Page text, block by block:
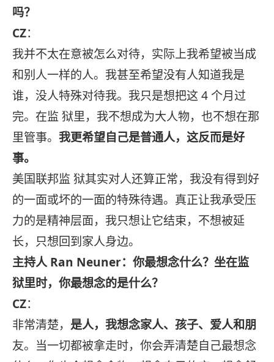
吗？
CZ：
我并不太在意被怎么对待，实际上我希望被当成
和别人一样的人。我甚至希望没有人知道我是
谁，没人特殊对待我。我只是想把这 4 个月过
完。在监 狱里，我不想成为大人物，也不想在那
里管事。 我更希望自己是普通人，这反而是好
事。
美国联邦监 狱其实对人还算正常，我没有得到好
的一面或坏的一面的特殊待遇。真正让我承受压
力的是精神层面，我只想让它结束，不想被延
长，只想回到家人身边。
主持人 Ran Neuner：你最想念什么？坐在监
狱里时，你最想念的是什么？
CZ：
非常清楚， 是人，我想念家人、孩子、爱人和朋
友。当一切都被拿走时，你会弄清楚自己最想念